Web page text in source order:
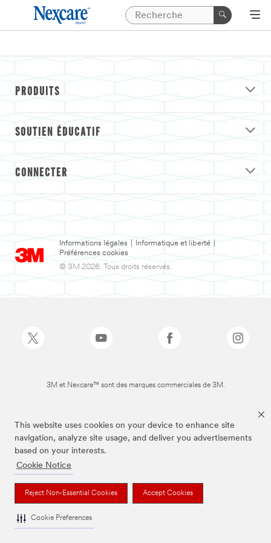
This website uses cookies on your device to enhance site
navigation, analyze site usage, and deliver you advertisements
based on your interests.
Cookie Notice
Reject Non-Essential Cookies Accept Cookies
Cookie Preferences
PRODUITS
SOUTIEN ÉDUCATIF
CONNECTER
Informations légales Informatique et liberté
Préférences cookies
© 3M 2026. Tous droits réservés.
3M et Nexcare™ sont des marques commerciales de 3M.